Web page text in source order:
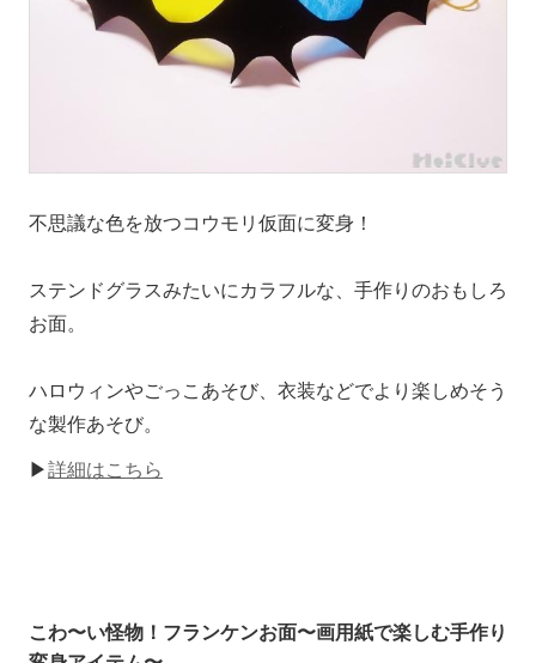
不思議な色を放つコウモリ仮面に変身！
ステンドグラスみたいにカラフルな、手作りのおもしろ
お面。
ハロウィンやごっこあそび、衣装などでより楽しめそう
な製作あそび。
▶詳細はこちら
こわ〜い怪物！フランケンお面〜画用紙で楽しむ手作り